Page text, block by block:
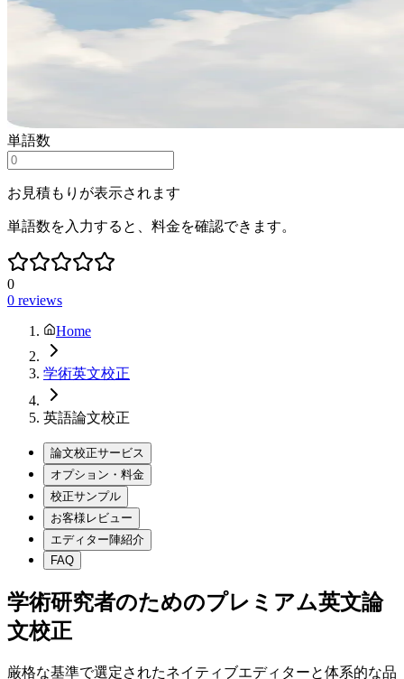
単語数
お見積もりが表示されます
単語数を入力すると、料金を確認できます。
0
0 reviews
Home
学術英文校正
英語論文校正
論文校正サービス
オプション・料金
校正サンプル
お客様レビュー
エディター陣紹介
FAQ
学術研究者のためのプレミアム英文論
文校正
厳格な基準で選定されたネイティブエディターと体系的な品